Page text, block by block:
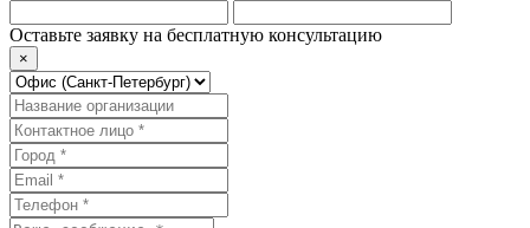
Оставьте заявку на бесплатную консультацию
×